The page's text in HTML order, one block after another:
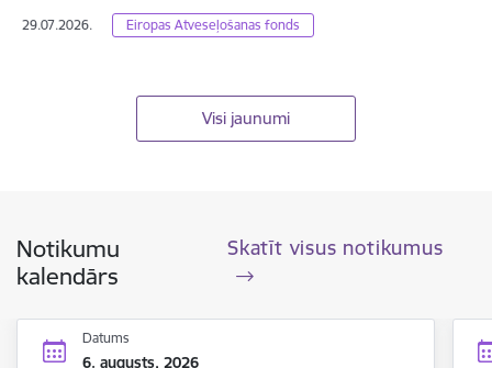
29.07.2026. Eiropas Atveseļošanas fonds
Visi jaunumi
Notikumu
kalendārs
Skatīt visus notikumus
Datums
6. augusts, 2026